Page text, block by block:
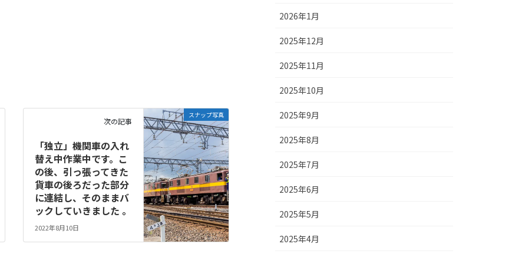
スナップ写真
次の記事
「独立」機関車の入れ
替え中作業中です。こ
の後、引っ張ってきた
貨車の後ろだった部分
に連結し、そのままバ
ックしていきました 。
2022年8月10日
2026年1月
2025年12月
2025年11月
2025年10月
2025年9月
2025年8月
2025年7月
2025年6月
2025年5月
2025年4月